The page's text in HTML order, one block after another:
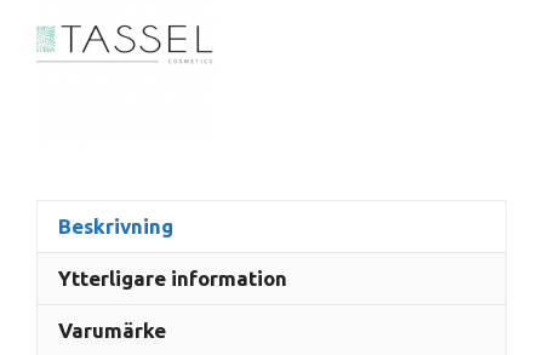
Beskrivning
Ytterligare information
Varumärke